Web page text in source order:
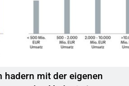
hadern mit der eigenen